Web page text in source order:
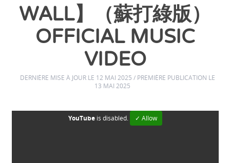
WALL】（蘇打綠版）
OFFICIAL MUSIC
VIDEO
DERNIÈRE MISE À JOUR LE 12 MAI 2025 / PREMIÈRE PUBLICATION LE
13 MAI 2025
YouTubeis disabled. ✓ Allow